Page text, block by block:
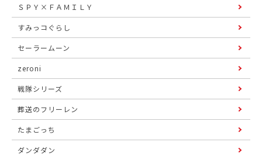
ＳＰＹ×ＦＡＭＩＬＹ
すみっコぐらし
セーラームーン
zeroni
戦隊シリーズ
葬送のフリーレン
たまごっち
ダンダダン